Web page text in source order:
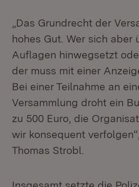
„Das Grundrecht der
hohes Gut. Wer sich aber
Auflagen hinwegsetzt
der muss mit einer
Bei einer Teilnahme an
Versammlung droht ein
zu 500 Euro, die
wir konsequent
Thomas Strobl.